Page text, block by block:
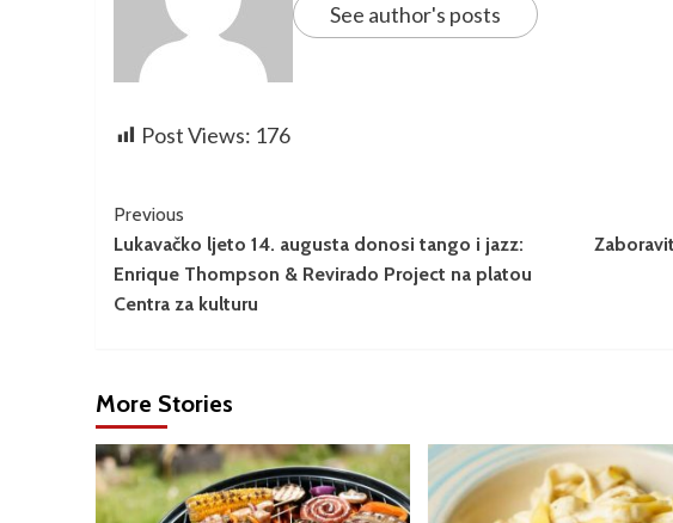
See author's posts
Post Views: 176
Previous
Lukavačko ljeto 14. augusta donosi tango i jazz:
Enrique Thompson & Revirado Project na platou
Centra za kulturu
More Stories